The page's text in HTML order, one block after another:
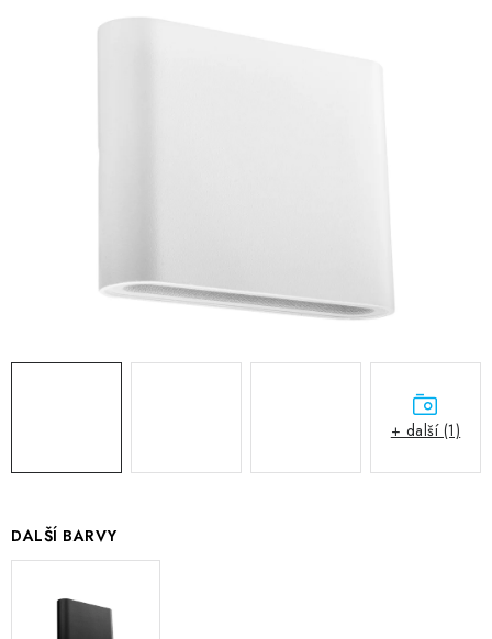
DALŠÍ BARVY
+ další (1)